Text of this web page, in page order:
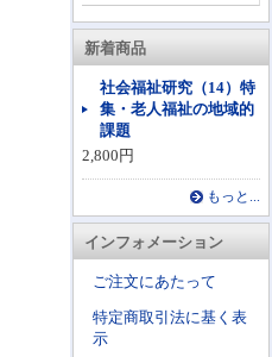
新着商品
社会福祉研究（14）特
集・老人福祉の地域的
課題
2,800円
もっと...
インフォメーション
ご注文にあたって
特定商取引法に基く表
示